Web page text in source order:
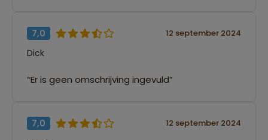
7,0 12 september 2024
Dick
“Er is geen omschrijving ingevuld”
7,0 12 september 2024